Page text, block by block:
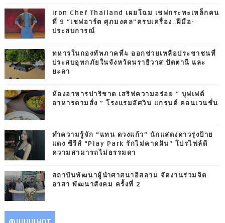
Iron Chef Thailand เผยโฉม เชฟกระทะเหล็กคน
ที่ 9 “เชฟอาร์ต ศุภมงคล”ครบเครื่อง..ฝีมือ-
ประสบการณ์
ทหารในกองทัพภาคที่4 ออกช่วยเหลือประชาชนที่
ประสบอุทกภัยในจังหวัดนราธิวาส ปัตตานี และ
ยะลา
ห้องอาหารปาริชาต เสริฟความอร่อย “ บุฟเฟต์
อาหารตามสั่ง ” โรงแรมอัศวิน แกรนด์ คอนเวนชั่น
ทำความรู้จัก “แทน ดวงแก้ว” นักแสดงดาวรุ่งป้าย
แดง ซีรีส์ “Play Park รักไม่คาดฝัน” โปรไฟล์ดี
ความสามารถไม่ธรรมดา
สถาบันพัฒนาผู้นำศาสนาอิสลาม จัดงานร่วมจิต
อาสา พัฒนาสังคม ครั้งที่ 2